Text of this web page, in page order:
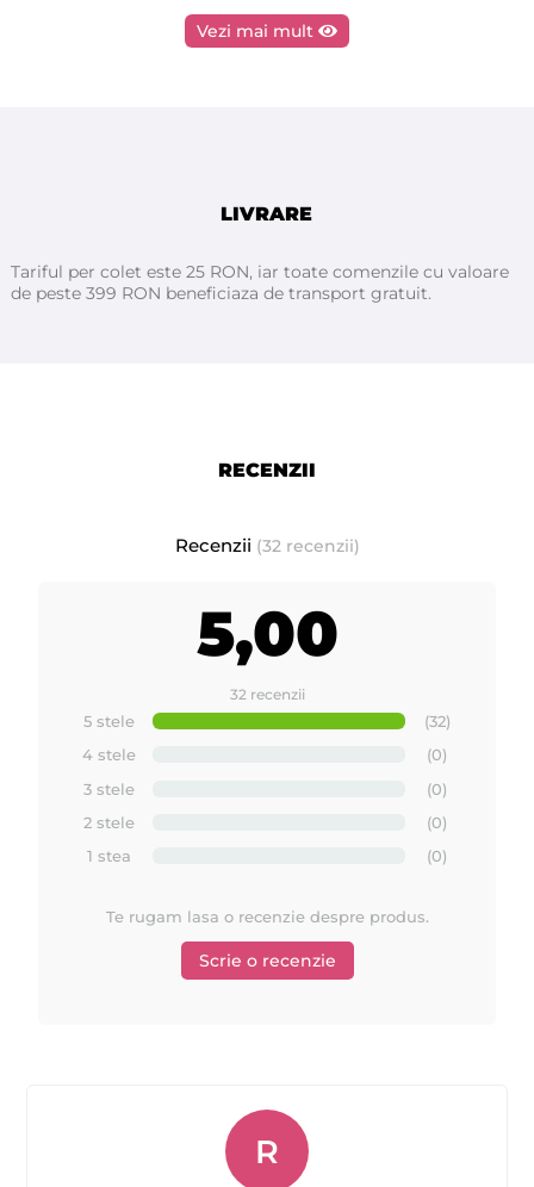
Mod de utilizare:
- dupa indepartarea parului, masati usor pe zonele tratate.
- termen de valabilitate: 12 luni de la deschiderea flaconului
Vezi mai mult
LIVRARE
Tariful per colet este 25 RON, iar toate comenzile cu valoare
de peste 399 RON beneficiaza de transport gratuit.
RECENZII
Recenzii (32 recenzii)
5,00
32 recenzii
5 stele
(32)
4 stele
(0)
3 stele
(0)
2 stele
(0)
1 stea
(0)
Te rugam lasa o recenzie despre produs.
Scrie o recenzie
R